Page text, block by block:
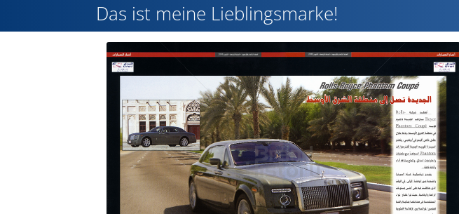
Home
Einst und Heute
Marken
Konzerne
Epoche
Das ist meine Lieblingsmarke!